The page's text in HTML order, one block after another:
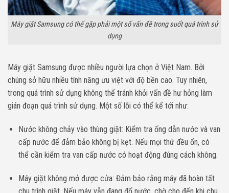
Máy giặt Samsung có thể gặp phải một số vấn đề trong suốt quá trình sử
dụng
Máy giặt Samsung được nhiều người lựa chọn ở Việt Nam. Bởi
chúng sở hữu nhiều tính năng ưu việt với độ bền cao. Tuy nhiên,
trong quá trình sử dụng không thể tránh khỏi vấn đề hư hỏng làm
gián đoạn quá trình sử dụng. Một số lỗi có thể kể tới như:
Nước không chảy vào thùng giặt: Kiểm tra ống dẫn nước và van
cấp nước để đảm bảo không bị kẹt. Nếu mọi thứ đều ổn, có
thể cần kiểm tra van cấp nước có hoạt động đúng cách không.
Máy giặt không mở được cửa: Đảm bảo rằng máy đã hoàn tất